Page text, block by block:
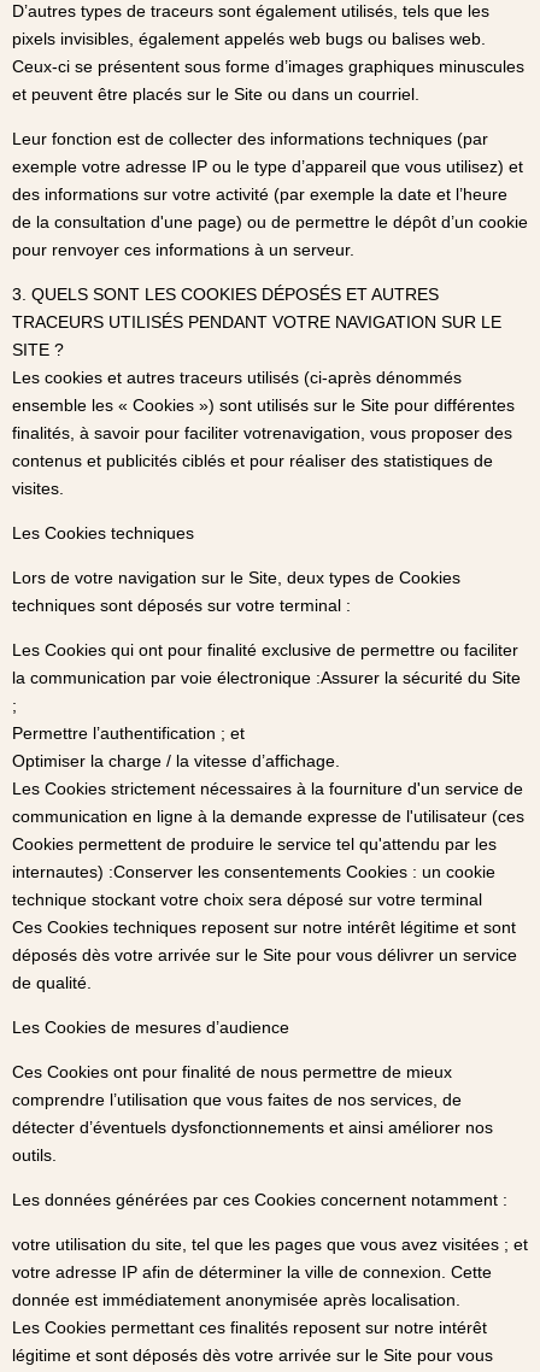
D’autres types de traceurs sont également utilisés, tels que les
pixels invisibles, également appelés web bugs ou balises web.
Ceux-ci se présentent sous forme d’images graphiques minuscules
et peuvent être placés sur le Site ou dans un courriel.
Leur fonction est de collecter des informations techniques (par
exemple votre adresse IP ou le type d’appareil que vous utilisez) et
des informations sur votre activité (par exemple la date et l’heure
de la consultation d'une page) ou de permettre le dépôt d’un cookie
pour renvoyer ces informations à un serveur.
3. QUELS SONT LES COOKIES DÉPOSÉS ET AUTRES
TRACEURS UTILISÉS PENDANT VOTRE NAVIGATION SUR LE
SITE ?
Les cookies et autres traceurs utilisés (ci-après dénommés
ensemble les « Cookies ») sont utilisés sur le Site pour différentes
finalités, à savoir pour faciliter votrenavigation, vous proposer des
contenus et publicités ciblés et pour réaliser des statistiques de
visites.
Les Cookies techniques
Lors de votre navigation sur le Site, deux types de Cookies
techniques sont déposés sur votre terminal :
Les Cookies qui ont pour finalité exclusive de permettre ou faciliter
la communication par voie électronique :Assurer la sécurité du Site
;
Permettre l’authentification ; et
Optimiser la charge / la vitesse d’affichage.
Les Cookies strictement nécessaires à la fourniture d'un service de
communication en ligne à la demande expresse de l'utilisateur (ces
Cookies permettent de produire le service tel qu'attendu par les
internautes) :Conserver les consentements Cookies : un cookie
technique stockant votre choix sera déposé sur votre terminal
Ces Cookies techniques reposent sur notre intérêt légitime et sont
déposés dès votre arrivée sur le Site pour vous délivrer un service
de qualité.
Les Cookies de mesures d’audience
Ces Cookies ont pour finalité de nous permettre de mieux
comprendre l’utilisation que vous faites de nos services, de
détecter d’éventuels dysfonctionnements et ainsi améliorer nos
outils.
Les données générées par ces Cookies concernent notamment :
votre utilisation du site, tel que les pages que vous avez visitées ; et
votre adresse IP afin de déterminer la ville de connexion. Cette
donnée est immédiatement anonymisée après localisation.
Les Cookies permettant ces finalités reposent sur notre intérêt
légitime et sont déposés dès votre arrivée sur le Site pour vous